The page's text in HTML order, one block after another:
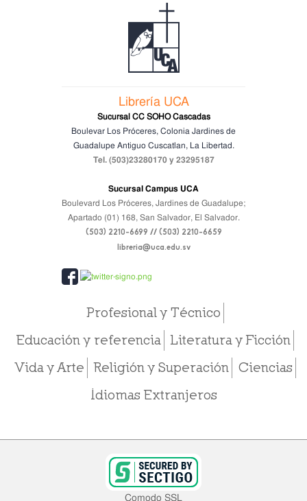
Librería UCA
Sucursal CC SOHO Cascadas
Boulevar Los Próceres, Colonia Jardines de
GuadalupeAntiguo Cuscatlan, La Libertad.
Tel. (503)23280170 y 23295187
Sucursal Campus UCA
Boulevard Los Próceres, Jardines de Guadalupe;
Apartado (01) 168, San Salvador, El Salvador.
(503) 2210-6699 // (503) 2210-6659
libreria@uca.edu.sv
Profesional y Técnico
Educación y referencia
Literatura y Ficción
Vida y Arte
Religión y Superación
Ciencias
Idiomas Extranjeros
Comodo SSL